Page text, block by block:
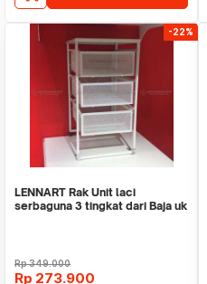
-22%
LENNART Rak Unit laci
serbaguna 3 tingkat dari Baja uk
Rp349.000
Rp 273.900